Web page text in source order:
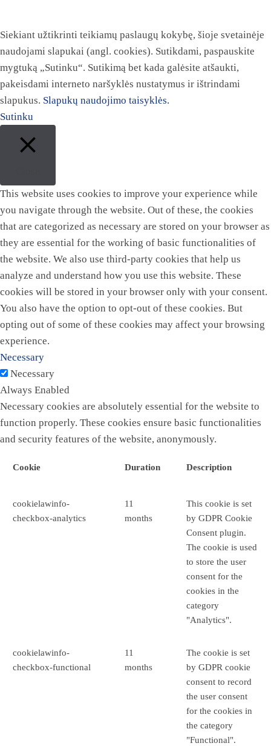
Siekiant užtikrinti teikiamų paslaugų kokybę, šioje svetainėje
naudojami slapukai (angl. cookies). Sutikdami, paspauskite
mygtuką „Sutinku“. Sutikimą bet kada galėsite atšaukti,
pakeisdami interneto naršyklės nustatymus ir ištrindami
slapukus. Slapukų naudojimo taisyklės.
Sutinku
This website uses cookies to improve your experience while
you navigate through the website. Out of these, the cookies
that are categorized as necessary are stored on your browser as
they are essential for the working of basic functionalities of
the website. We also use third-party cookies that help us
analyze and understand how you use this website. These
cookies will be stored in your browser only with your consent.
You also have the option to opt-out of these cookies. But
opting out of some of these cookies may affect your browsing
experience.
Necessary
Necessary
Always Enabled
Necessary cookies are absolutely essential for the website to
function properly. These cookies ensure basic functionalities
and security features of the website, anonymously.
Cookie Duration Description
cookielawinfo-
checkbox-analytics
11
months
This cookie is set
by GDPR Cookie
Consent plugin.
The cookie is used
to store the user
consent for the
cookies in the
category
"Analytics".
cookielawinfo-
checkbox-functional
11
months
The cookie is set
by GDPR cookie
consent to record
the user consent
for the cookies in
the category
"Functional".